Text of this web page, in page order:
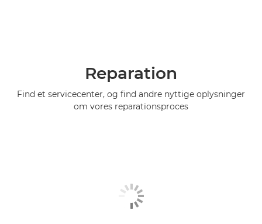
Reparation
Find et servicecenter, og find andre nyttige oplysninger
om vores reparationsproces